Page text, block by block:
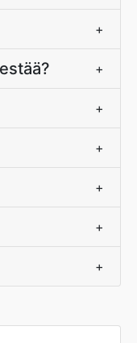
+
+
+
+
+
+
+